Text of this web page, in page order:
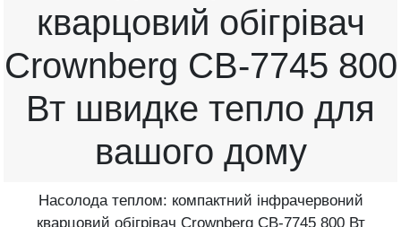
кварцовий обігрівач
Crownberg CB-7745 800
Вт швидке тепло для
вашого дому
Насолода теплом: компактний інфрачервоний
кварцовий обігрівач Crownberg CB-7745 800 Вт